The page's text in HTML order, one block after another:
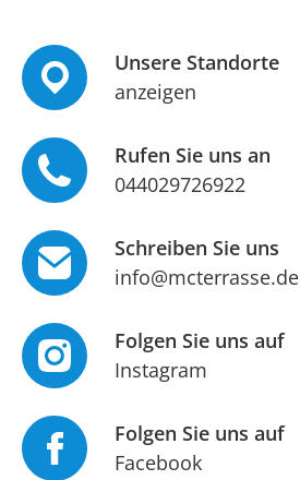
Unsere Standorte
anzeigen
Rufen Sie uns an
044029726922
Schreiben Sie uns
info@mcterrasse.de
Folgen Sie uns auf
Instagram
Folgen Sie uns auf
Facebook